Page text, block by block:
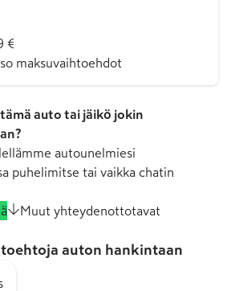
€
maksuvaihtoehdot
auto tai jäikö jokin
autounelmiesi
puhelimitse tai vaikka chatin
Muut yhteydenottotavat
auton hankintaan